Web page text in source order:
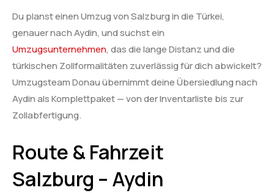
Du planst einen Umzug von Salzburg in die Türkei,
genauer nach Aydin, und suchst ein
Umzugsunternehmen, das die lange Distanz und die
türkischen Zollformalitäten zuverlässig für dich abwickelt?
Umzugsteam Donau übernimmt deine Übersiedlung nach
Aydin als Komplettpaket — von der Inventarliste bis zur
Zollabfertigung.
Route & Fahrzeit
Salzburg – Aydin